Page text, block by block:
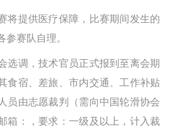
提供医疗保障，比赛期间发生的
赛队自理。
调，技术官员正式报到至离会期
食宿、差旅、市内交通、工作补贴
员由志愿裁判（需向中国轮滑协会
箱：，要求：一级及以上，计入裁